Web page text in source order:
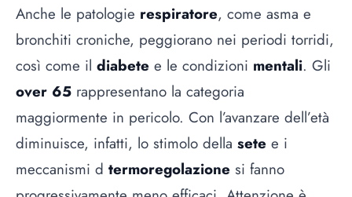
Anche le patologie respiratore, come asma e
bronchiti croniche, peggiorano nei periodi torridi,
così come il diabete e le condizioni mentali. Gli
over 65 rappresentano la categoria
maggiormente in pericolo. Con l’avanzare dell’età
diminuisce, infatti, lo stimolo della sete e i
meccanismi d termoregolazione si fanno